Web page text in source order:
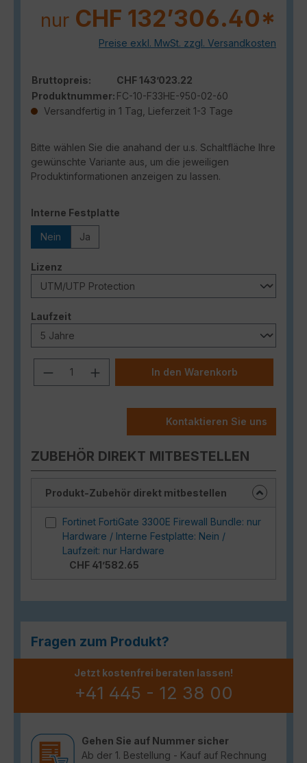
nur CHF 132’306.40*
Preise exkl. MwSt. zzgl. Versandkosten
Bruttopreis:
CHF 143’023.22
Produktnummer: FC-10-F33HE-950-02-60
Versandfertig in 1 Tag, Lieferzeit 1-3 Tage
Bitte wählen Sie die anahand der u.s. Schaltfläche Ihre
gewünschte Variante aus, um die jeweiligen
Produktinformationen anzeigen zu lassen.
Interne Festplatte
Nein Ja
Lizenz
Laufzeitauswählen
Produkt Anzahl: Gib den
In den Warenkorb
Kontaktieren Sie uns
ZUBEHÖR DIREKT MITBESTELLEN
Produkt-Zubehör direkt mitbestellen
Fortinet FortiGate 3300E Firewall Bundle: nur
Hardware / Interne Festplatte: Nein /
Laufzeit: nur Hardware
CHF 41’582.65
Fragen zum Produkt?
Jetzt kostenfrei beraten lassen!
+41 445 - 12 38 00
Gehen Sie auf Nummer sicher
Ab der 1. Bestellung - Kauf auf Rechnung